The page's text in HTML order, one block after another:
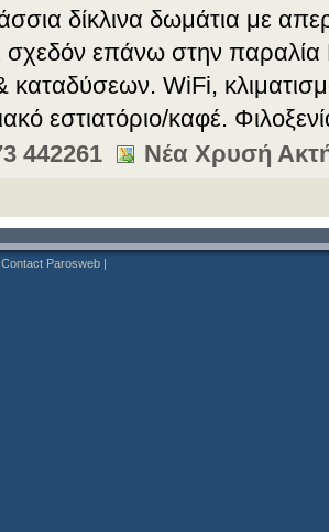
δίκλινα δωμάτια με
σχεδόν επάνω στην
καταδύσεων. WiFi,
εστιατόριο/καφέ.
442261
Νέα Χρυσή
Contact Parosweb |